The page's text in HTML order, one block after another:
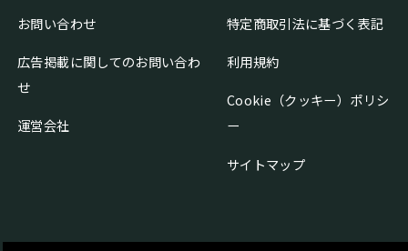
お問い合わせ
広告掲載に関してのお問い合わ
せ
運営会社
特定商取引法に基づく表記
利用規約
Cookie（クッキー）ポリシ
ー
サイトマップ